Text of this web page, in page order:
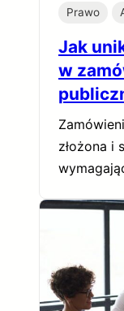
Prawo
Jak
w
złożona i